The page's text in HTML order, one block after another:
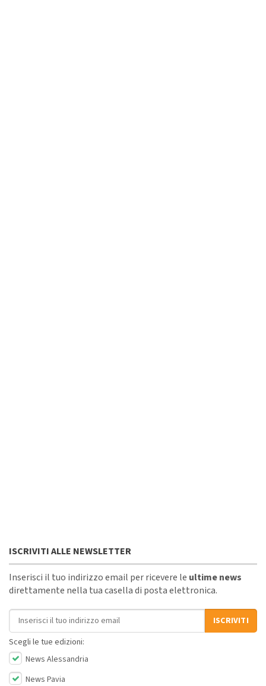
ISCRIVITI ALLE NEWSLETTER
Inserisci il tuo indirizzo email per ricevere le ultime news
direttamente nella tua casella di posta elettronica.
Indirizzo email
ISCRIVITI
Scegli le tue edizioni:
News Alessandria
News Pavia